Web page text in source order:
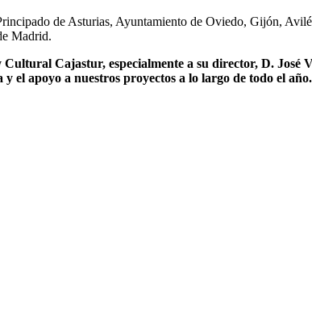
de Asturias, Ayuntamiento de Oviedo, Gijón,
Madrid.
Cajastur, especialmente a su director, D. José
el apoyo a nuestros proyectos a lo largo de todo el año.